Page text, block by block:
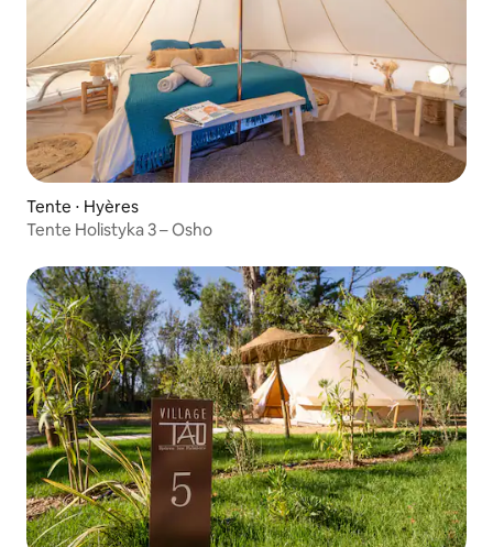
Tente ⋅ Hyères
Tente Holistyka 3 – Osho